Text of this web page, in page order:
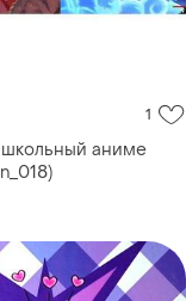
1
аниме